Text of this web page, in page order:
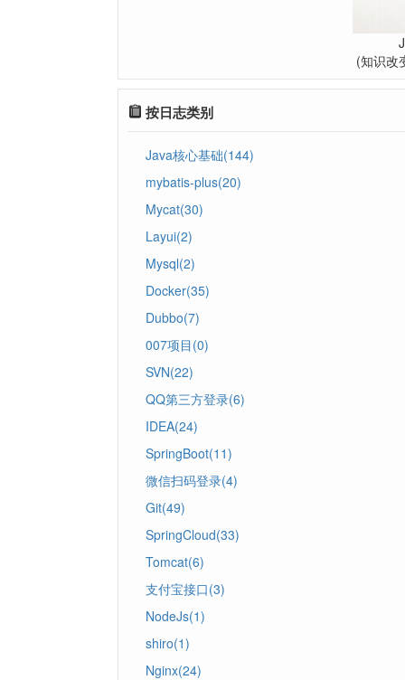
(知识改
按日志类别
Java核心基础(144)
mybatis-plus(20)
Mycat(30)
Layui(2)
Mysql(2)
Docker(35)
Dubbo(7)
007项目(0)
SVN(22)
QQ第三方登录(6)
IDEA(24)
SpringBoot(11)
微信扫码登录(4)
Git(49)
SpringCloud(33)
Tomcat(6)
支付宝接口(3)
NodeJs(1)
shiro(1)
Nginx(24)